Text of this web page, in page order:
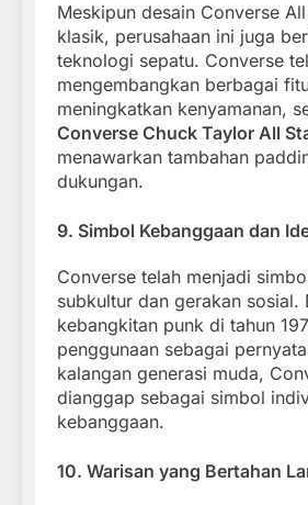
Meskipun desain Converse
klasik, perusahaan ini juga
teknologi sepatu. Converse
mengembangkan berbagai
meningkatkan kenyamanan,
Converse Chuck Taylor All
menawarkan tambahan
dukungan.
9. Simbol Kebanggaan dan
Converse telah menjadi
subkultur dan gerakan sosial.
kebangkitan punk di tahun
penggunaan sebagai
kalangan generasi muda,
dianggap sebagai simbol
kebanggaan.
10. Warisan yang Bertahan